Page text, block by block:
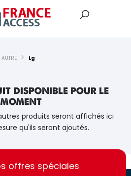
AUTRE Lg
disponible pour le
moment
produits seront affichés ici
qu'ils seront ajoutés.
offres spéciales